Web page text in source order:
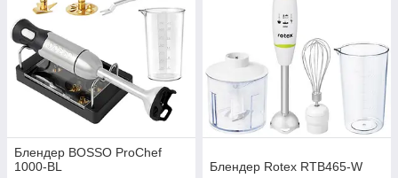
Блендер BOSSO ProChef
1000-BL
Блендер Rotex RTB465-W